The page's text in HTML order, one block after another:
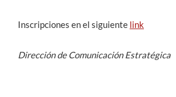
Inscripciones en el siguiente link
Dirección de Comunicación Estratégica